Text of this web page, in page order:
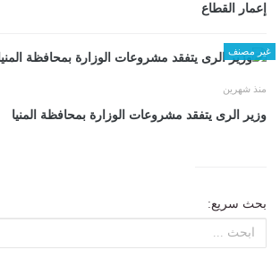
إعمار القطاع
غير مصنف
منذ شهرين
وزير الرى يتفقد مشروعات الوزارة بمحافظة المنيا
بحث سريع: